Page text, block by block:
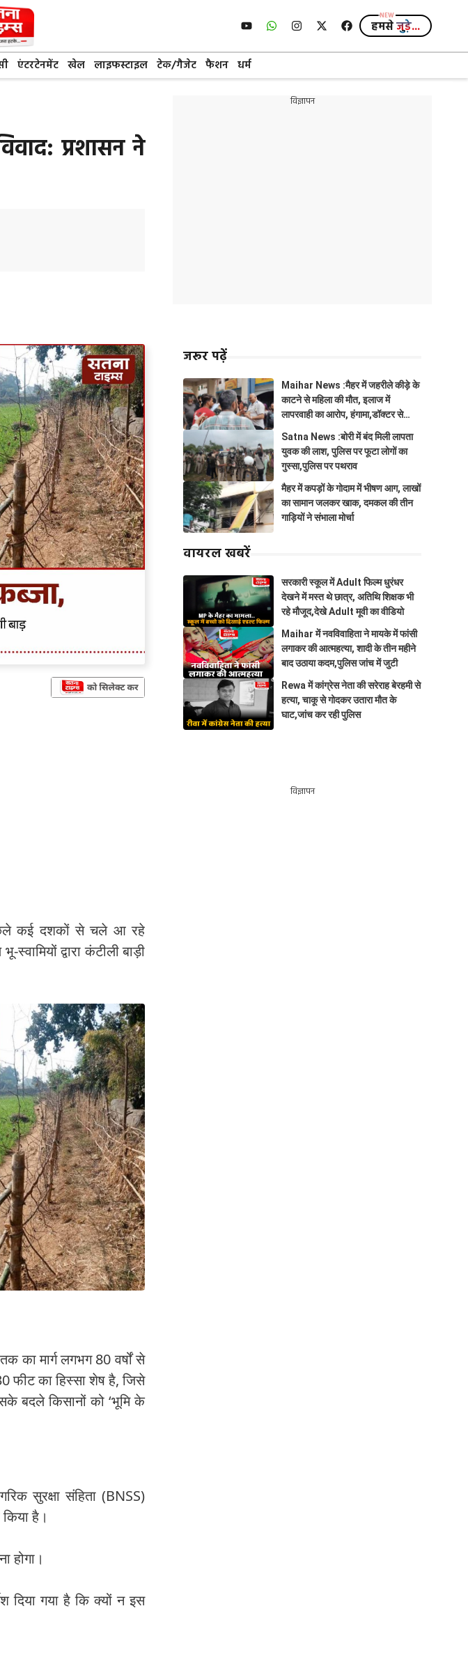
हमसेजुड़े...
एंटरटेनमेंट खेल लाइफस्टाइल टेक/गैजेट फैशन धर्म
प्रशासन ने
कई दशकों से चले आ रहे
द्वारा कंटीली बाड़ी
का मार्ग लगभग 80 वर्षों से
फीट का हिस्सा शेष है, जिसे
बदले किसानों को ‘भूमि के
सुरक्षा संहिता (BNSS)
है।
होगा।
दिया गया है कि क्यों न इस
विज्ञापन
जरूर पढ़ें
Maihar News :मैहर में जहरीले कीड़े के
काटने से महिला की मौत, इलाज में
लापरवाही का आरोप, हंगामा,डॉक्टर से
Satna News :बोरी में बंद मिली लापता
युवक की लाश, पुलिस पर फूटा लोगों का
गुस्सा,पुलिस पर पथराव
मैहर में कपड़ों के गोदाम में भीषण आग, लाखों
का सामान जलकर खाक, दमकल की तीन
गाड़ियों ने संभाला मोर्चा
वायरल खबरें
सरकारी स्कूल में Adult फिल्म धुरंधर
देखने में मस्त थे छात्र, अतिथि शिक्षक भी
रहे मौजूद,देखे Adult मूवी का वीडियो
Maihar में नवविवाहिता ने मायके में फांसी
लगाकर की आत्महत्या, शादी के तीन महीने
बाद उठाया कदम,पुलिस जांच में जुटी
Rewa में कांग्रेस नेता की सरेराह बेरहमी से
हत्या, चाकू से गोदकर उतारा मौत के
घाट,जांच कर रही पुलिस
विज्ञापन